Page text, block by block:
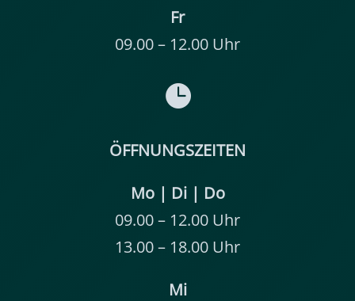
Fr
09.00 – 12.00 Uhr

ÖFFNUNGSZEITEN
Mo | Di | Do
09.00 – 12.00 Uhr
13.00 – 18.00 Uhr
Mi